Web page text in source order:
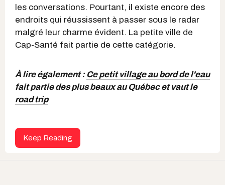
les conversations. Pourtant, il existe encore des
endroits qui réussissent à passer sous le radar
malgré leur charme évident. La petite ville de
Cap-Santé fait partie de cette catégorie.
À lire également : Ce petit village au bord de l'eau
fait partie des plus beaux au Québec et vaut le
road trip
Keep Reading